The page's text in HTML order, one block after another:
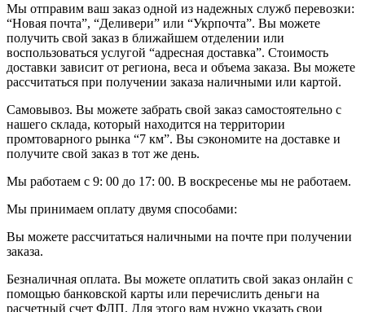
Мы отправим ваш заказ одной из надежных служб перевозки:
“Новая почта”, “Деливери” или “Укрпочта”. Вы можете
получить свой заказ в ближайшем отделении или
воспользоваться услугой “адресная доставка”. Стоимость
доставки зависит от региона, веса и объема заказа. Вы можете
рассчитаться при получении заказа наличными или картой.
Самовывоз. Вы можете забрать свой заказ самостоятельно с
нашего склада, который находится на территории
промтоварного рынка “7 км”. Вы сэкономите на доставке и
получите свой заказ в тот же день.
Мы работаем с 9: 00 до 17: 00. В воскресенье мы не работаем.
Мы принимаем оплату двумя способами:
Вы можете рассчитаться наличными на почте при получении
заказа.
Безналичная оплата. Вы можете оплатить свой заказ онлайн с
помощью банковской карты или перечислить деньги на
расчетный счет ФЛП. Для этого вам нужно указать свои